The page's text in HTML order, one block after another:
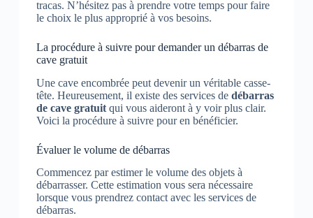
tracas. N’hésitez pas à prendre votre temps pour faire
le choix le plus approprié à vos besoins.
La procédure à suivre pour demander un débarras de
cave gratuit
Une cave encombrée peut devenir un véritable casse-
tête. Heureusement, il existe des services de débarras
de cave gratuitqui vous aideront à y voir plus clair.
Voici la procédure à suivre pour en bénéficier.
Évaluer le volume de débarras
Commencez par estimer le volume des objets à
débarrasser. Cette estimation vous sera nécessaire
lorsque vous prendrez contact avec les services de
débarras.